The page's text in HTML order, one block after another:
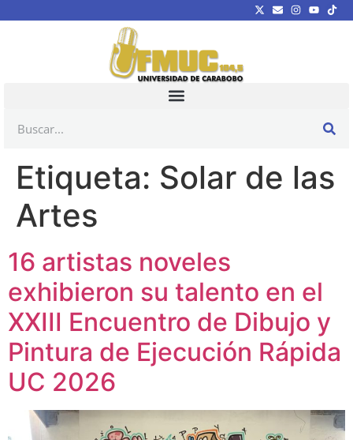
Etiqueta: Solar de las
Artes
16 artistas noveles
exhibieron su talento en el
XXIII Encuentro de Dibujo y
Pintura de Ejecución Rápida
UC 2026